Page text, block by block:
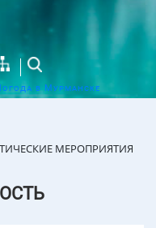
в Мурманске
МЕРОПРИЯТИЯ